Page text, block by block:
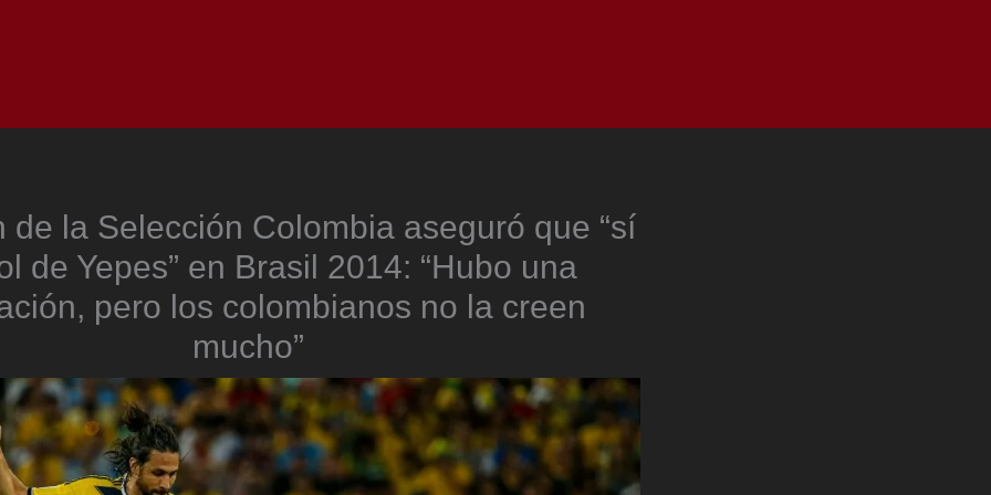
de la Selección Colombia aseguró que “sí
de Yepes” en Brasil 2014: “Hubo una
pero los colombianos no la creen
mucho”